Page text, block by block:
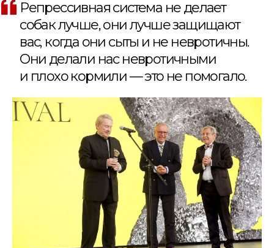
Репрессивная система не делает
собак лучше, они лучше защищают
вас, когда они сыты и не невротичны.
Они делали нас невротичными
и плохо кормили — это не помогало.